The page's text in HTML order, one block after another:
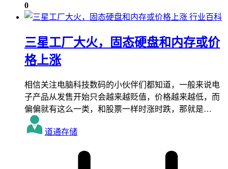
0
行业百科
三星工厂大火，固态硬盘和内存或价
格上涨
相信关注电脑科技数码的小伙伴们都知道，一般来说电
子产品从发售开始只会越来越贬值，价格越来越低，而
偏偏就有这么一类，和股票一样时涨时跌，那就是…
道通存储